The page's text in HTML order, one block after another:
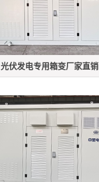
光伏发电专用箱变厂家直销